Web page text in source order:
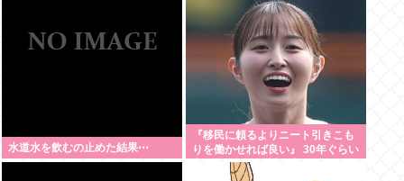
水道水を飲むの止めた結果⋯
『移民に頼るよりニート引きこも
りを働かせれば良い』 30年ぐらい
言ってるけど絶対に実現しない理